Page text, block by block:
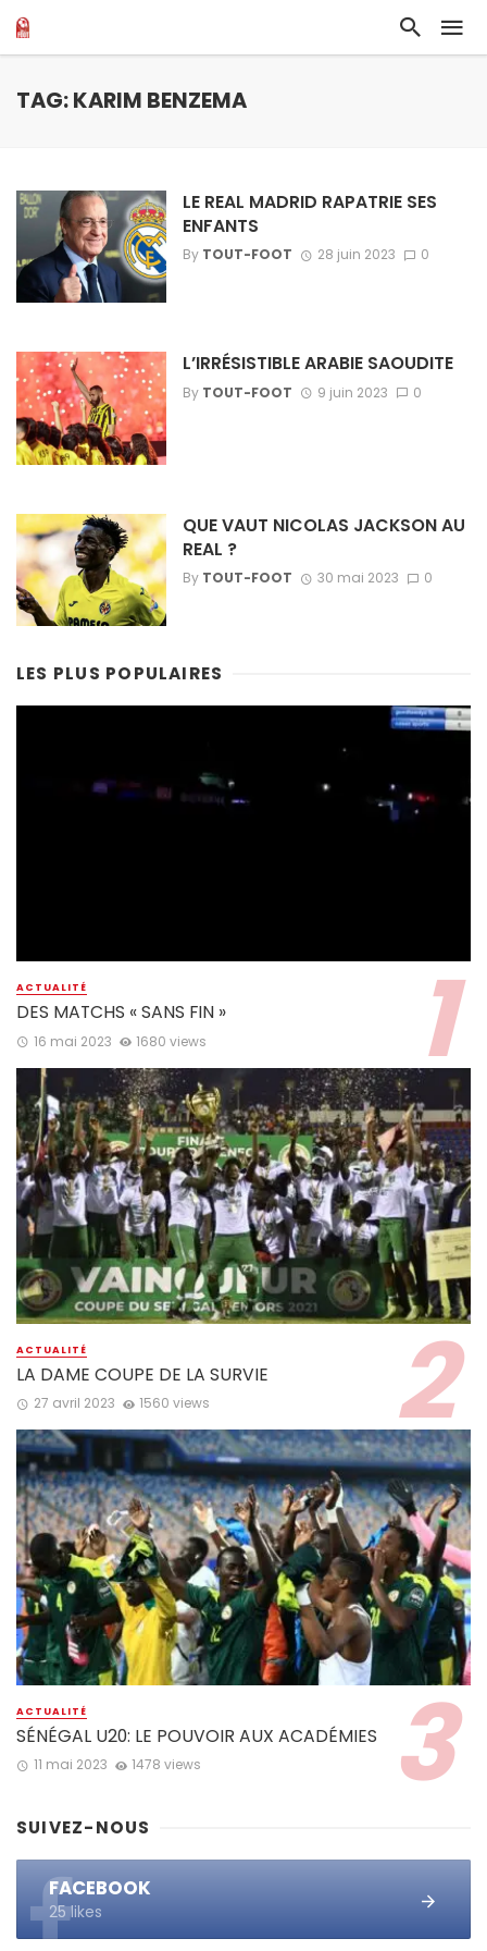
TAG: KARIM BENZEMA
LE REAL MADRID RAPATRIE SES
ENFANTS
By TOUT-FOOT 28 juin 2023 0
L’IRRÉSISTIBLE ARABIE SAOUDITE
By TOUT-FOOT 9 juin 2023 0
QUE VAUT NICOLAS JACKSON AU
REAL ?
By TOUT-FOOT 30 mai 2023 0
LES PLUS POPULAIRES
ACTUALITÉ
DES MATCHS « SANS FIN »
16 mai 2023 1680 views
ACTUALITÉ
LA DAME COUPE DE LA SURVIE
27 avril 2023 1560 views
ACTUALITÉ
SÉNÉGAL U20: LE POUVOIR AUX ACADÉMIES
11 mai 2023 1478 views
SUIVEZ-NOUS
FACEBOOK
25 likes